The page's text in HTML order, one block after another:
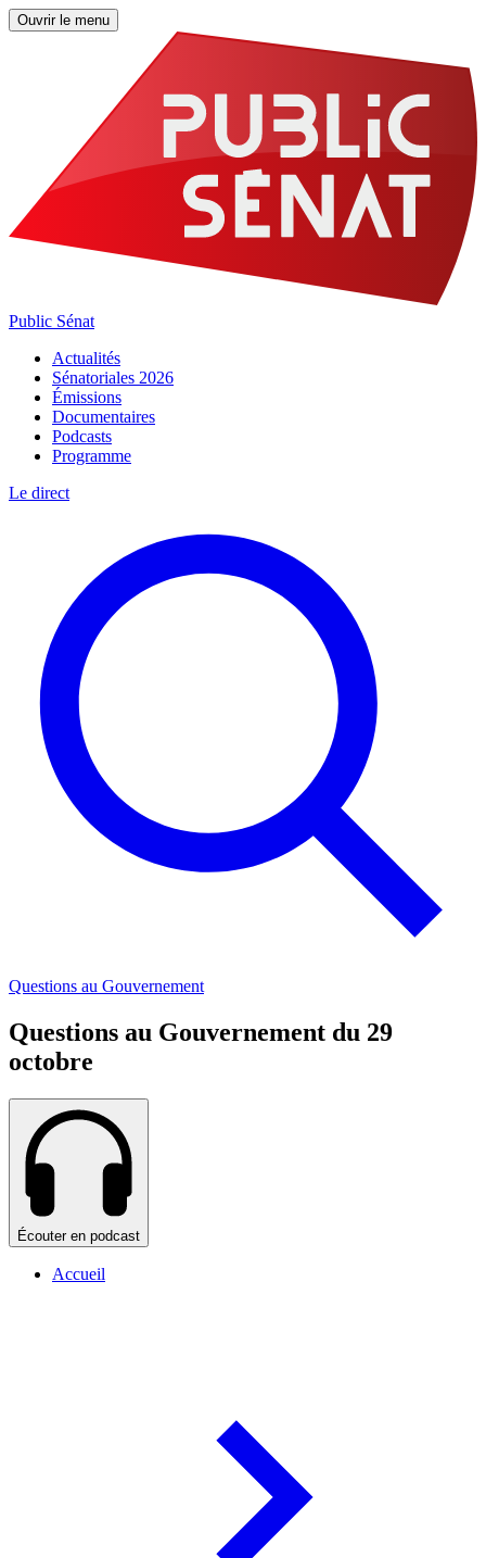
Ouvrir le menu
Public Sénat
Actualités
Sénatoriales 2026
Émissions
Documentaires
Podcasts
Programme
Le direct
Questions au Gouvernement
Questions au Gouvernement du 29
octobre
Écouter en podcast
Accueil